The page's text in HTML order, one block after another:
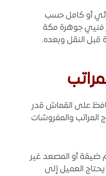
أو كامل حسب
فنيي جوهرة مكة
قبل النقل وبعده.
على القماش قدر
المراتب والمفروشات
ضيقة أو المصعد غير
العميل إلى